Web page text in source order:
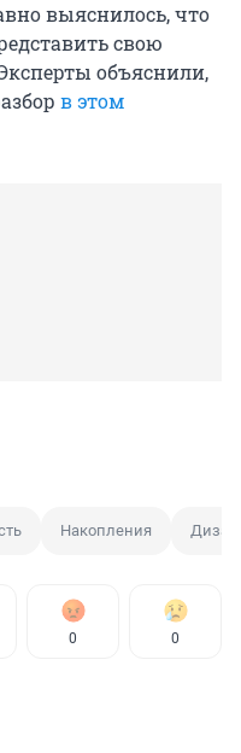
выяснилось, что
свою
объяснили,
в этом
Накопления
0 0